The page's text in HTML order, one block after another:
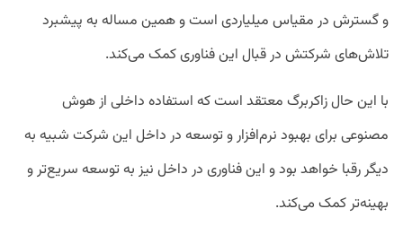
و گسترش در مقیاس میلیاردی است و همین مساله به پیشبرد
تلاش‌های شرکتش در قبال این فناوری کمک می‌کند.
با این حال زاکربرگ معتقد است که استفاده داخلی از هوش
مصنوعی برای بهبود نرم‌افزار و توسعه در داخل این شرکت شبیه به
دیگر رقبا خواهد بود و این فناوری در داخل نیز به توسعه سریع‌تر و
بهینه‌تر کمک می‌کند.